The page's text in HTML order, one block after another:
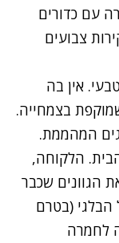
עם כדורים
צבועים
אין בה
בצמחייה.
המהממת.
הלקוחה,
הגוונים שכבר
הבלגי (בטרם
לחמרה